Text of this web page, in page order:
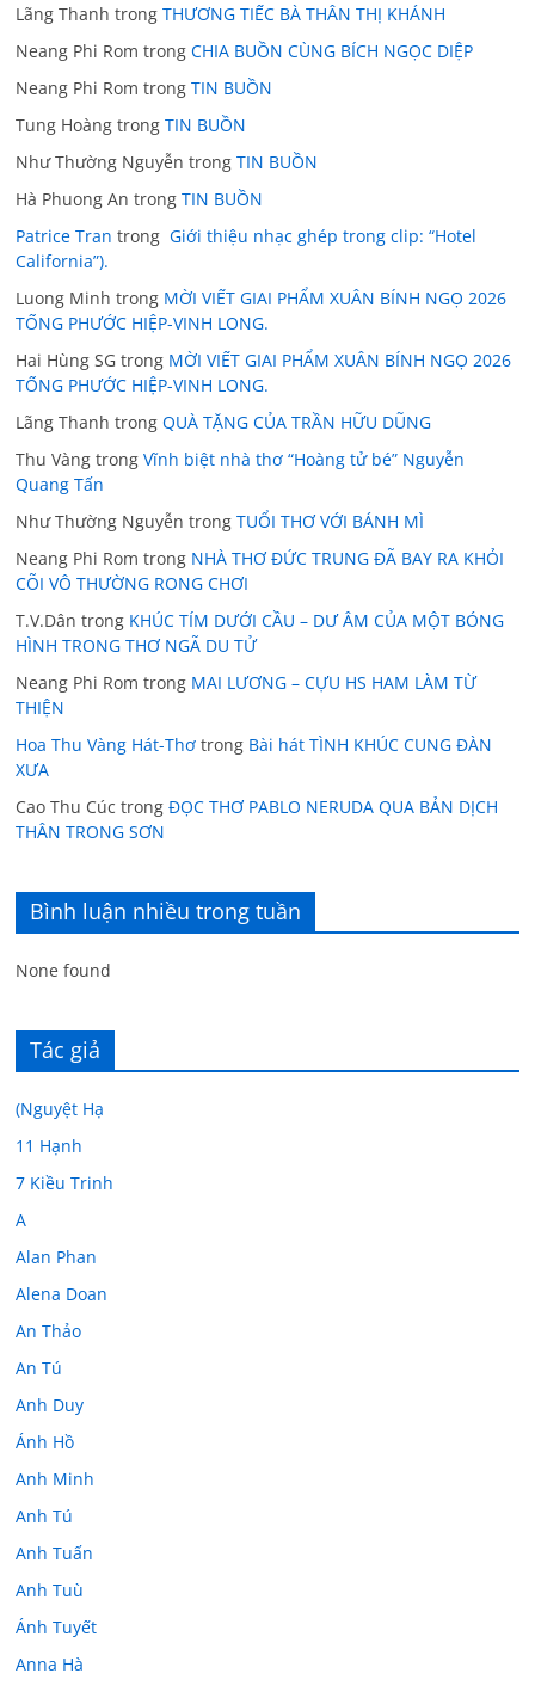
Lãng Thanh trongTHƯƠNG TIẾC BÀ THÂN THỊ KHÁNH
Neang Phi Rom trongCHIA BUỒN CÙNG BÍCH NGỌC DIỆP
Neang Phi Rom trongTIN BUỒN
Tung Hoàng trongTIN BUỒN
Như Thường Nguyễn trongTIN BUỒN
Hà Phuong An trongTIN BUỒN
Patrice Tran trong Giới thiệu nhạc ghép trong clip: “Hotel
California”).
Luong Minh trong MỜI VIẾT GIAI PHẨM XUÂN BÍNH NGỌ 2026
TỐNG PHƯỚC HIỆP-VINH LONG.
Hai Hùng SG trong MỜI VIẾT GIAI PHẨM XUÂN BÍNH NGỌ 2026
TỐNG PHƯỚC HIỆP-VINH LONG.
Lãng Thanh trongQUÀ TẶNG CỦA TRẦN HỮU DŨNG
Thu Vàng trongVĩnh biệt nhà thơ “Hoàng tử bé” Nguyễn
Quang Tấn
Như Thường Nguyễn trongTUỔI THƠ VỚI BÁNH MÌ
Neang Phi Rom trong NHÀ THƠ ĐỨC TRUNG ĐÃ BAY RA KHỎI
CÕI VÔ THƯỜNG RONG CHƠI
T.V.Dân trong KHÚC TÍM DƯỚI CẦU – DƯ ÂM CỦA MỘT BÓNG
HÌNH TRONG THƠ NGÃ DU TỬ
Neang Phi Rom trong MAI LƯƠNG – CỰU HS HAM LÀM TỪ
THIỆN
Hoa Thu Vàng Hát-Thơ trong Bài hát TÌNH KHÚC CUNG ĐÀN
XƯA
Cao Thu Cúc trongĐỌC THƠ PABLO NERUDA QUA BẢN DỊCH
THÂN TRONG SƠN
Bình luận nhiều trong tuần
None found
Tác giả
(Nguyệt Hạ
11 Hạnh
7 Kiều Trinh
A
Alan Phan
Alena Doan
An Thảo
An Tú
Anh Duy
Ánh Hồ
Anh Minh
Anh Tú
Anh Tuấn
Anh Tuù
Ánh Tuyết
Anna Hà